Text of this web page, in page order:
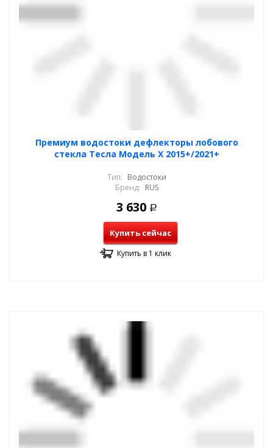
Премиум водостоки дефлекторы лобового
стекла Тесла Модель Х 2015+/2021+
Тип: Водостоки
Бренд: RUS
3 630 Р
Купить сейчас
Купить в 1 клик